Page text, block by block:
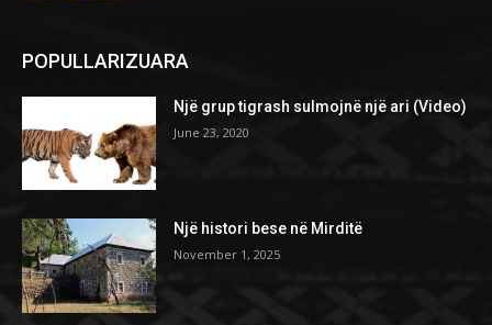
POPULLARIZUARA
Një grup tigrash sulmojnë një ari (Video)
June 23, 2020
Një histori bese në Mirditë
November 1, 2025